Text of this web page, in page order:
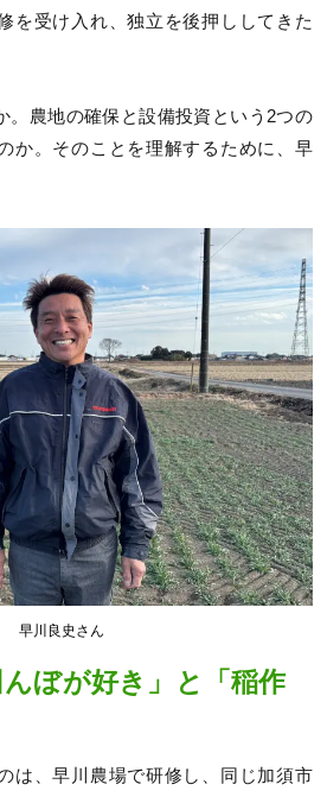
を受け入れ、独立を後押ししてきた
。農地の確保と設備投資という2つの
か。そのことを理解するために、早
早川良史さん
ぼが好き」と「稲作
は、早川農場で研修し、同じ加須市